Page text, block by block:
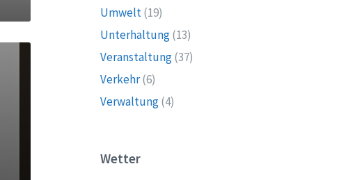
Umwelt(19)
Unterhaltung(13)
Veranstaltung(37)
Verkehr(6)
Verwaltung(4)
Wetter